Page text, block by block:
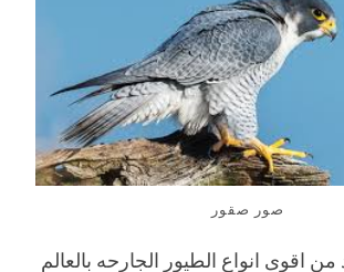
صور صقور
اقوى انواع الطيور الجارحه بالعالم